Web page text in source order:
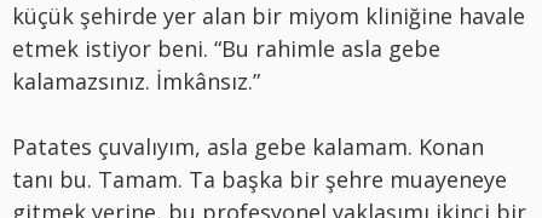
küçük şehirde yer alan bir miyom kliniğine havale
etmek istiyor beni. “Bu rahimle asla gebe
kalamazsınız. İmkânsız.”
Patates çuvalıyım, asla gebe kalamam. Konan
tanı bu. Tamam. Ta başka bir şehre muayeneye